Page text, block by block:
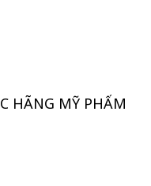
HÃNG MỸ PHẨM